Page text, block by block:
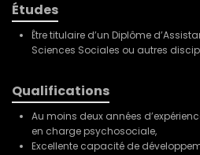
Études
Être titulaire d’un Diplôme
Sciences Sociales ou autres
Qualifications
Au moins deux années
en charge psychosociale,
Excellente capacité de